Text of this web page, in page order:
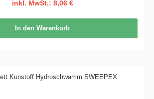
inkl. MwSt.: 8,06 €
In den Warenkorb